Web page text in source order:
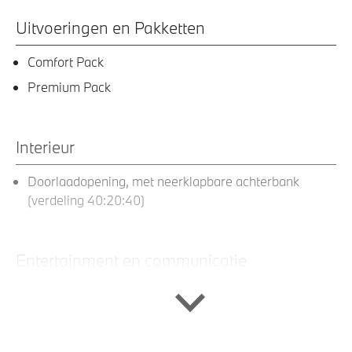
Uitvoeringen en Pakketten
Comfort Pack
Premium Pack
Interieur
Doorlaadopening, met neerklapbare achterbank
(verdeling 40:20:40)
Entertainment en communicatie
HiFi System Harman Kardon